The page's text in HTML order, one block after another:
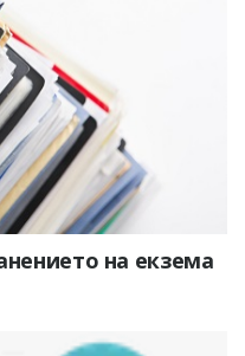
на екзема